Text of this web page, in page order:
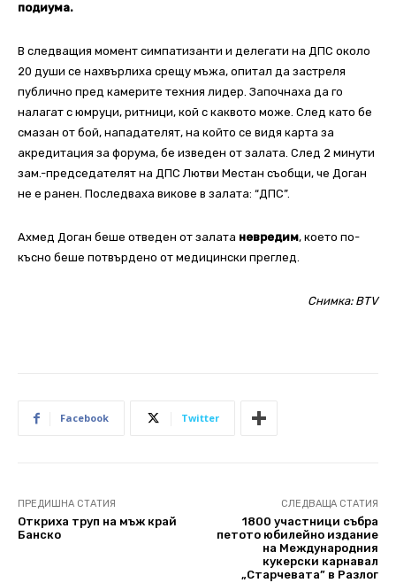
подиума.
В следващия момент симпатизанти и делегати на ДПС около
20 души се нахвърлиха срещу мъжа, опитал да застреля
публично пред камерите техния лидер. Започнаха да го
налагат с юмруци, ритници, кой с каквото може. След като бе
смазан от бой, нападателят, на който се видя карта за
акредитация за форума, бе изведен от залата. След 2 минути
зам.-председателят на ДПС Лютви Местан съобщи, че Доган
не е ранен. Последваха викове в залата: “ДПС”.
Ахмед Доган беше отведен от залата невредим, което по-
късно беше потвърдено от медицински преглед.
Снимка: BTV
Facebook Twitter
ПРЕДИШНА СТАТИЯ
Откриха труп на мъж край
Банско
СЛЕДВАЩА СТАТИЯ
1800 участници събра
петото юбилейно издание
на Международния
кукерски карнавал
„Старчевата” в Разлог